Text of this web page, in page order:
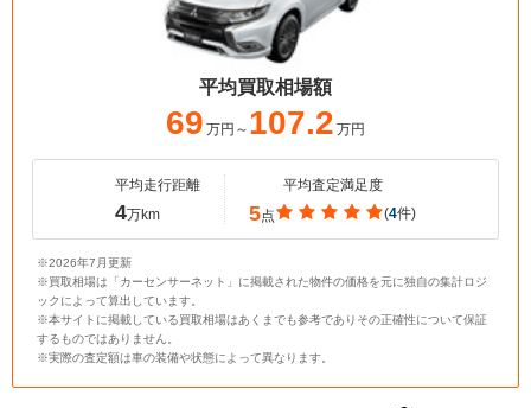
平均買取相場額
69 万円～ 107.2 万円
平均走行距離
4万km
平均査定満足度
5点 (4件)
※2026年7月更新
※買取相場は「カーセンサーネット」に掲載された物件の価格を元に独自の集計ロジ
ックによって算出しています。
※本サイトに掲載している買取相場はあくまでも参考でありその正確性について保証
するものではありません。
※実際の査定額は車の装備や状態によって異なります。